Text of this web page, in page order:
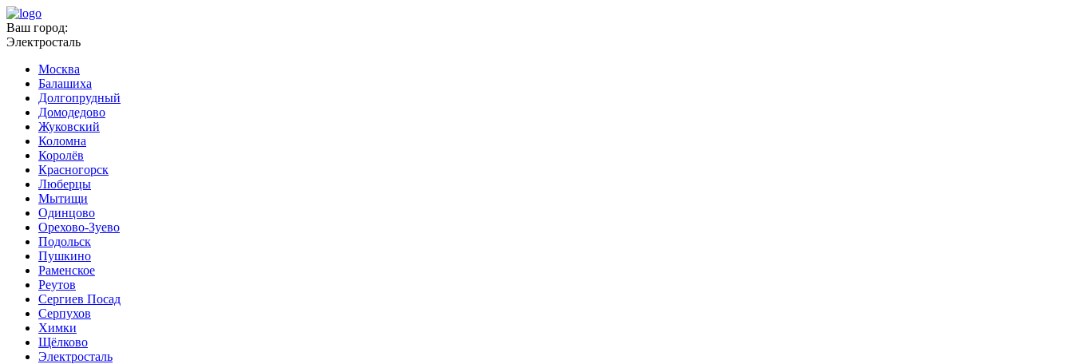
Ваш город:
Электросталь
Москва
Балашиха
Долгопрудный
Домодедово
Жуковский
Коломна
Королёв
Красногорск
Люберцы
Мытищи
Одинцово
Орехово-Зуево
Подольск
Пушкино
Раменское
Реутов
Сергиев Посад
Серпухов
Химки
Щёлково
Электросталь